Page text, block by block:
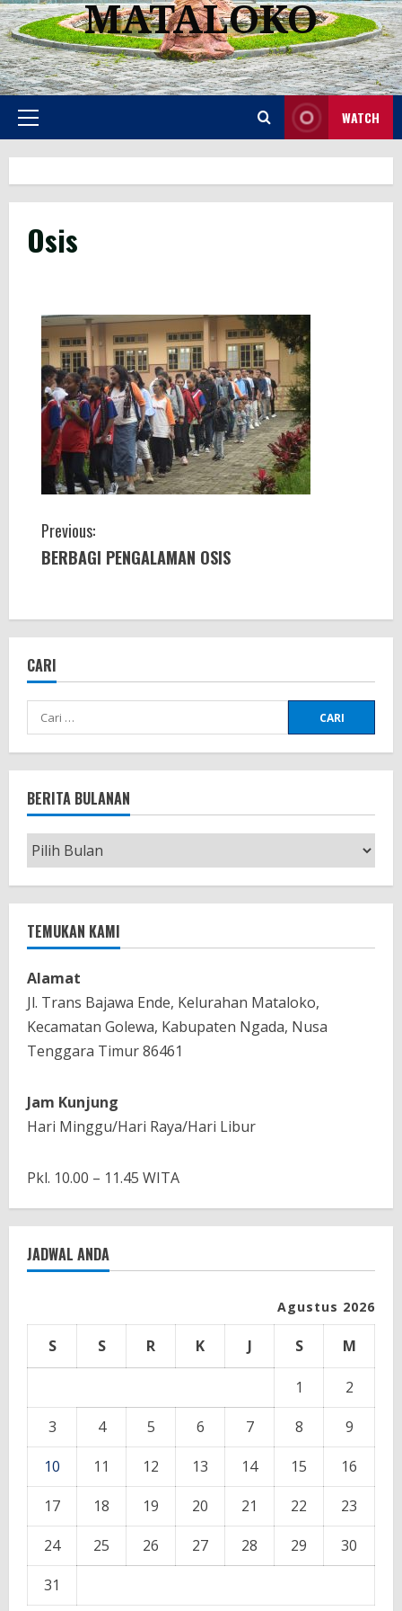
MATALOKO
Primary
WATCH
Osis
C
o
n
t
i
n
u
e
R
e
a
d
i
n
g
Previous:
BERBAGI PENGALAMAN OSIS
CARI
Cari
untuk:
BERITA BULANAN
Berita
Bulanan
TEMUKAN KAMI
Alamat
Jl. Trans Bajawa Ende, Kelurahan Mataloko,
Kecamatan Golewa, Kabupaten Ngada, Nusa
Tenggara Timur 86461
Jam Kunjung
Hari Minggu/Hari Raya/Hari Libur
Pkl. 10.00 – 11.45 WITA
JADWAL ANDA
Agustus 2026
S S R K J S M
1
2
3
4 5 6 7 8
9
10
11 12 13 14 15
16
17
18 19 20 21 22
23
24
25 26 27 28 29
30
31